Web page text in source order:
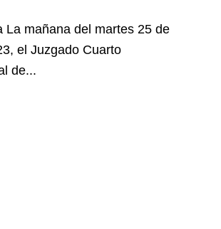
el Juzgado Cuarto
de...